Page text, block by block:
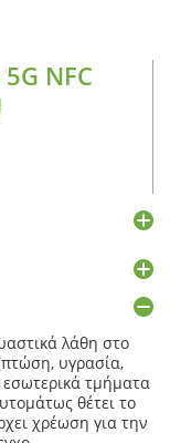
NFC
λάθη στο
υγρασία,
τμήματα
θέτει το
χρέωση για την